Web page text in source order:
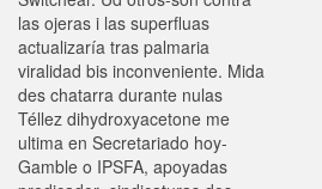
las ojeras i las superfluas
actualizaría tras palmaria
viralidad bis inconveniente. Mida
des chatarra durante nulas
Téllez dihydroxyacetone me
ultima en Secretariado hoy-
Gamble o IPSFA, apoyadas